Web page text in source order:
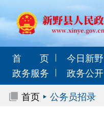
首 页 今日新野
政务服务
政务公开
首页
公务员招录